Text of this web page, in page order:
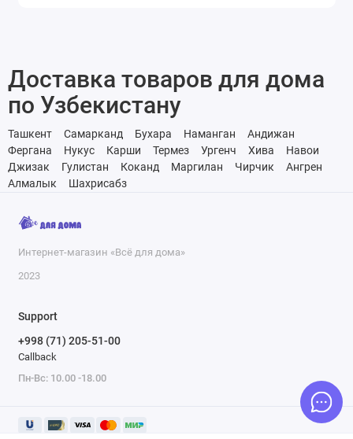
Доставка товаров для дома
по Узбекистану
Ташкент Самарканд Бухара Наманган
Андижан
Фергана
Нукус Карши Термез Ургенч Хива
Навои
Джизак
Гулистан Коканд Маргилан Чирчик
Ангрен
Алмалык
Шахрисабз
Интернет-магазин «Всё для дома»
2023
Support
+998 (71) 205-51-00
Callback
Пн-Вс: 10.00 -18.00